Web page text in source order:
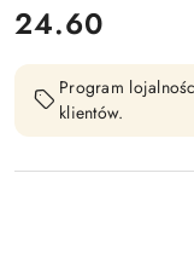
cena:
24.60
Program
klientów.